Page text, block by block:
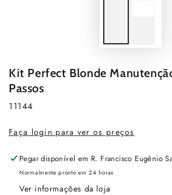
Kit Perfect Blonde
Passos
11144
Faça login para ver os preços
Pegar disponível em R. Francisco Eugênio
Normalmente pronto em 24 horas
Ver informações da loja